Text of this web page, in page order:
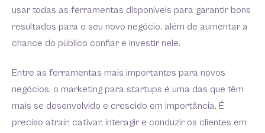
usar todas as ferramentas disponíveis para garantir bons
resultados para o seu novo negócio, além de aumentar a
chance do público confiar e investir nele.
Entre as ferramentas mais importantes para novos
negócios, o marketing para startups é uma das que têm
mais se desenvolvido e crescido em importância. É
preciso atrair, cativar, interagir e conduzir os clientes em